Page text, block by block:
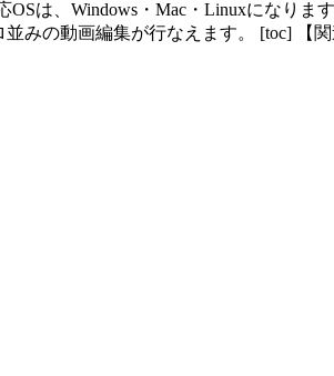
は、Windows・Mac・Linuxになりま
みの動画編集が行なえます。 [toc] 【